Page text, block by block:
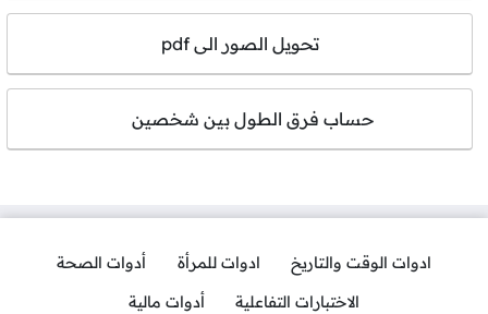
تحويل الصور الى pdf
حساب فرق الطول بين شخصين
ادوات الوقت والتاريخ ادوات للمرأة
أدوات الصحة
الاختبارات التفاعلية
أدوات مالية